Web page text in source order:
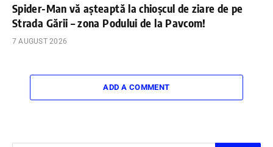
Spider-Man vă așteaptă la chioșcul de ziare de pe
Strada Gării – zona Podului de la Pavcom!
7 AUGUST 2026
ADD A COMMENT